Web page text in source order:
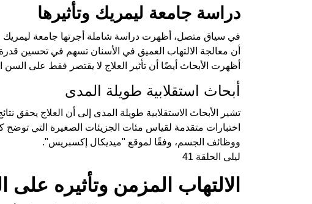
دراسة جامعة ليمريك وتأثيرها
في سياق متصل، أظهرت دراسة شاملة أجرتها جامعة ليمريك
أن معالجة الالتهاب العميق في الأسنان تسهم في تحسين
أظهرت الأبحاث أيضًا أن تأثير العلاج لا يقتصر فقط على
أبحاث استقلابية طويلة المدى
تشير الأبحاث الاستقلابية طويلة المدى إلى أن العلاج يحقق
اختبارات متقدمة لقياس مئات الجزيئات الصغيرة التي
ووظائف الجسم، وفقًا لموقع "ميديكال إكسبريس".
ليلى الحلقة 41
الالتهاب المزمن وتأثيره